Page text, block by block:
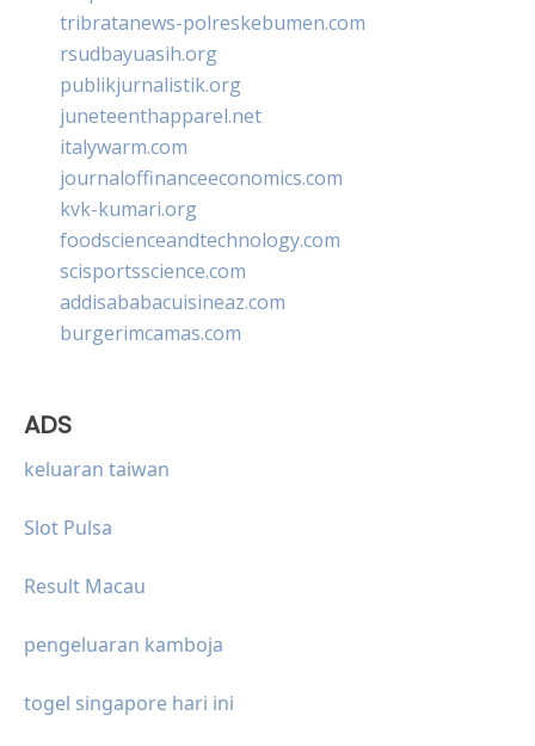
tribratanews-polreskebumen.com
rsudbayuasih.org
publikjurnalistik.org
juneteenthapparel.net
italywarm.com
journaloffinanceeconomics.com
kvk-kumari.org
foodscienceandtechnology.com
scisportsscience.com
addisababacuisineaz.com
burgerimcamas.com
ADS
keluaran taiwan
Slot Pulsa
Result Macau
pengeluaran kamboja
togel singapore hari ini